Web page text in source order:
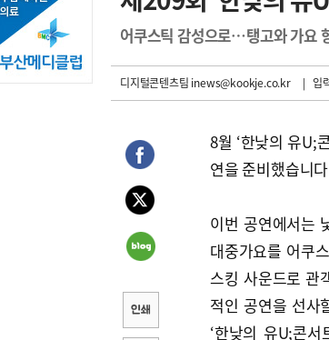
어쿠스틱 감성으로…탱고와 가요
디지털콘텐츠팀 inews@kookje.co.kr | 입
8월 ‘한낮의 유U;
연을 준비했습니
이번 공연에서는
대중가요를 어쿠
스킹 사운드로 관
적인 공연을 선사
‘한낮의 유U;콘